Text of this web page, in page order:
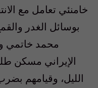
بوسائل الغدر
محمد خاتمي
الإيراني مسكن
الليل، وقيامهم